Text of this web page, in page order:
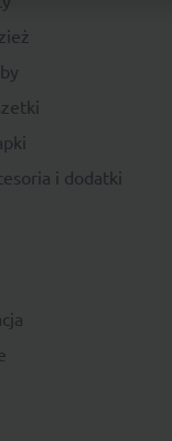
i dodatki